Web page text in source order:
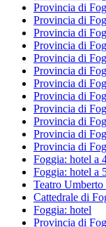
Provincia di
Provincia di
Provincia di
Provincia di
Provincia di
Provincia di
Provincia di
Provincia di
Provincia di
Provincia di
Provincia di
Provincia di
Foggia: hotel a
Foggia: hotel a
Teatro
Cattedrale di
Foggia: hotel
Provincia di